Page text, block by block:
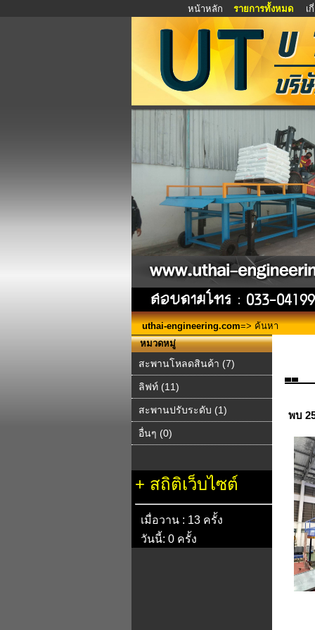
หน้าหลัก รายการทั้งหมด เ
uthai-engineering.com=> ค้นหา
หมวดหมู่
สะพานโหลดสินค้า (7)
ลิฟท์ (11)
สะพานปรับระดับ (1)
อื่นๆ (0)
+ สถิติเว็บไซต์
เมื่อวาน : 13 ครั้ง
วันนี้: 0 ครั้ง
พบ